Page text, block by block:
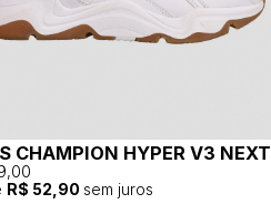
CHAMPION HYPER V3 NEXT
R$ 52,90 sem juros